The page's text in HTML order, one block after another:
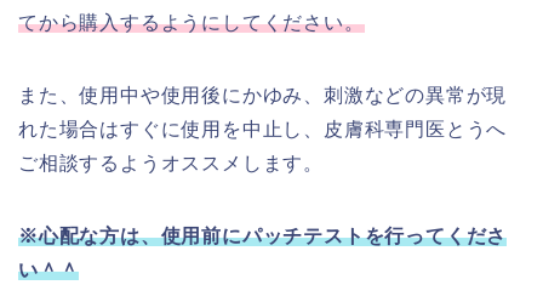
てから購入するようにしてください。
また、使用中や使用後にかゆみ、刺激などの異常が現
れた場合はすぐに使用を中止し、皮膚科専門医とうへ
ご相談するようオススメします。
※心配な方は、使用前にパッチテストを行ってくださ
い＾＾